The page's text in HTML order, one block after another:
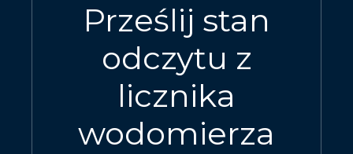
Prześlij stan
odczytu z
licznika
wodomierza